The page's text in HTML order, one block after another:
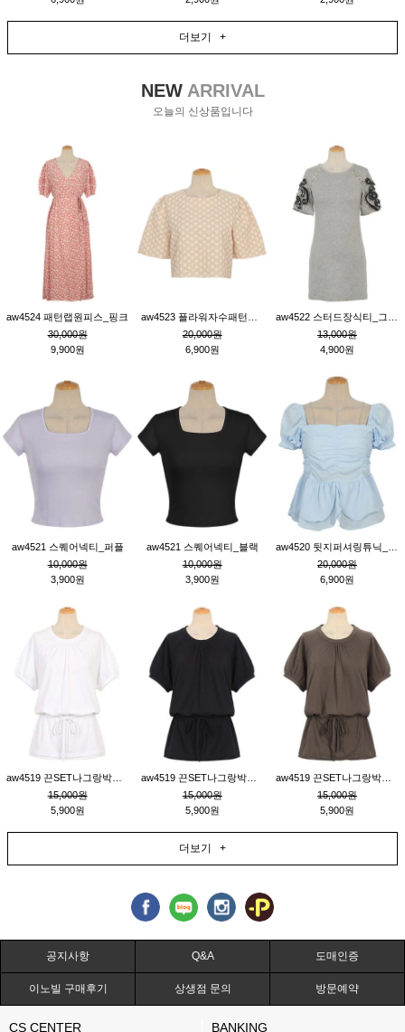
더보기 +
NEWARRIVAL
오늘의 신상품입니다
aw4524 패턴랩원피스_핑크
30,000원
9,900원
20,000원
6,900원
13,000원
4,900원
aw4521 스퀘어넥티_퍼플
10,000원
3,900원
aw4521 스퀘어넥티_블랙
10,000원
3,900원
20,000원
6,900원
15,000원
5,900원
15,000원
5,900원
15,000원
5,900원
더보기 +
공지사항 Q&A 도매인증
이노빌 구매후기 상생점 문의 방문예약
CS CENTER BANKING